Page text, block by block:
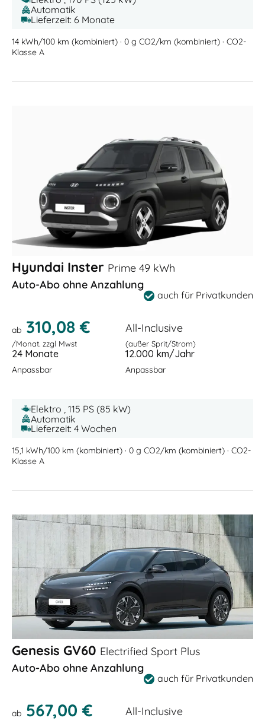
Automatik
Lieferzeit: 6 Monate
14 kWh/100 km (kombiniert) · 0 g CO2/km (kombiniert) · CO2-
Klasse A
Hyundai Inster Prime 49 kWh
Auto-Abo ohne Anzahlung
auch für Privatkunden
ab 310,08 €
/Monat. zzgl Mwst
All-Inclusive
(außer Sprit/Strom)
24 Monate
Anpassbar
12.000 km/Jahr
Anpassbar
Elektro , 115 PS (85 kW)
Automatik
Lieferzeit: 4 Wochen
15,1 kWh/100 km (kombiniert) · 0 g CO2/km (kombiniert) · CO2-
Klasse A
Genesis GV60 Electrified Sport Plus
Auto-Abo ohne Anzahlung
auch für Privatkunden
ab 567,00 € All-Inclusive